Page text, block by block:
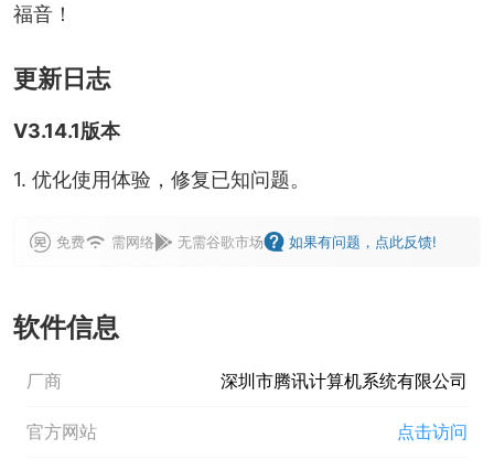
福音！
更新日志
V3.14.1版本
1. 优化使用体验，修复已知问题。
免费 需网络 无需谷歌市场 如果有问题，点此反馈!
软件信息
厂商 深圳市腾讯计算机系统有限公司
官方网站 点击访问